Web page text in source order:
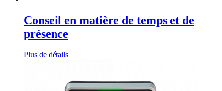
Conseil en matière de temps et de
présence
Plus de détails